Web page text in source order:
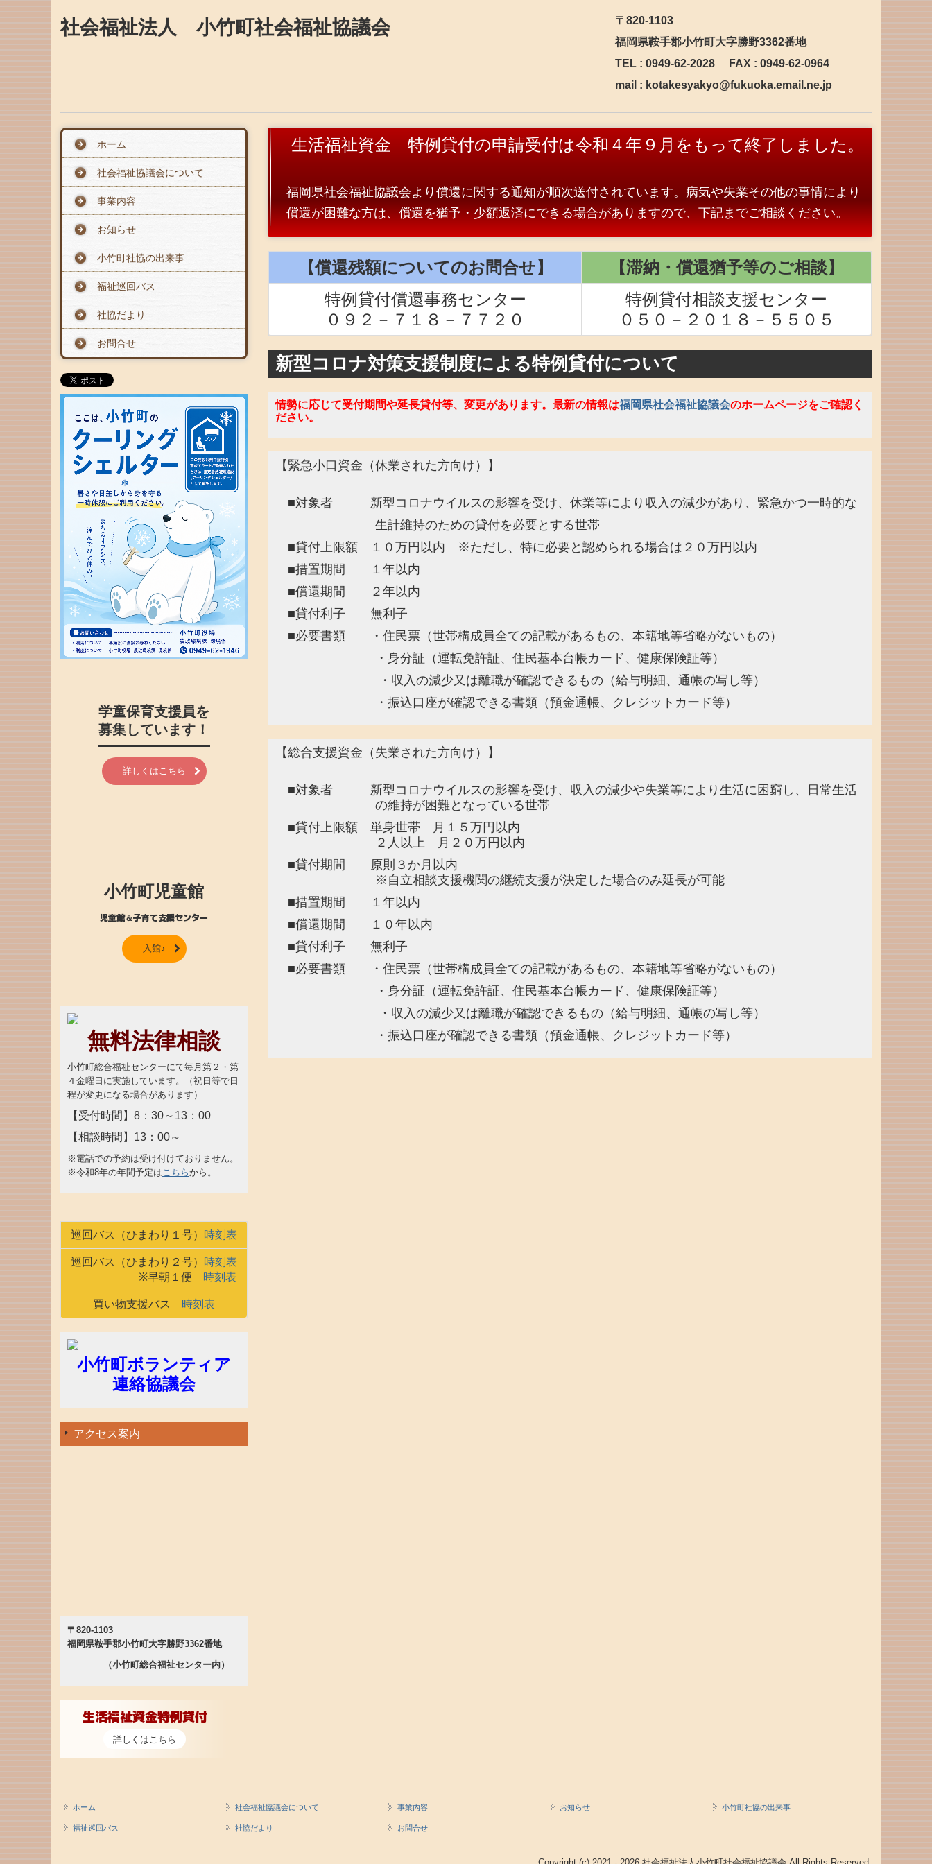
社会福祉法人 小竹町社会福祉協議会
〒820-1103
福岡県鞍手郡小竹町大字勝野3362番地
TEL : 0949-62-2028
FAX : 0949-62-0964
mail : kotakesyakyo@fukuoka.email.ne.jp
ホーム
社会福祉協議会について
事業内容
お知らせ
小竹町社協の出来事
福祉巡回バス
社協だより
お問合せ
学童保育支援員を
募集しています！
詳しくはこちら
小竹町児童館
児童館＆子育て支援センター
入館♪
無料法律相談
小竹町総合福祉センターにて毎月第２・第
４金曜日に実施しています。（祝日等で日
程が変更になる場合があります）
【受付時間】8：30～13：00
【相談時間】13：00～
※電話での予約は受け付けておりません。
※令和8年の年間予定はこちらから。
巡回バス（ひまわり１号） 時刻表
巡回バス（ひまわり２号） 時刻表
※早朝１便 時刻表
買い物支援バス 時刻表
小竹町ボランティア
連絡協議会
アクセス案内
〒820-1103
福岡県鞍手郡小竹町大字勝野3362番地
（小竹町総合福祉センター内）
生活福祉資金特例貸付
詳しくはこちら
生活福祉資金 特例貸付の申請受付は令和４年９月をもって終了しました。
福岡県社会福祉協議会より償還に関する通知が順次送付されています。 病気や失業その他の事情により
償還が困難な方は、償還を猶予・少額返済にできる場合がありますので、下記までご相談ください。
【償還残額についてのお問合せ】
【滞納・償還猶予等のご相談】
特例貸付償還事務センター
０９２－７１８－７７２０
特例貸付相談支援センター
０５０－２０１８－５５０５
新型コロナ対策支援制度による特例貸付について
情勢に応じて受付期間や延長貸付等、変更があります。 最新の情報は福岡県社会福祉協議会のホームページをご確認く
ださい。
【緊急小口資金（休業された方向け）】
■対象者 新型コロナウイルスの影響を受け、休業等により収入の減少があり、緊急かつ一時的な
生計維持のための貸付を必要とする世帯
■貸付上限額 １０万円以内 ※ただし、特に必要と認められる場合は２０万円以内
■措置期間 １年以内
■償還期間 ２年以内
■貸付利子 無利子
■必要書類 ・住民票（世帯構成員全ての記載があるもの、本籍地等省略がないもの）
・身分証（運転免許証、住民基本台帳カード、健康保険証等）
・収入の減少又は離職が確認できるもの（給与明細、通帳の写し等）
・振込口座が確認できる書類（預金通帳、クレジットカード等）
【総合支援資金（失業された方向け）】
■対象者 新型コロナウイルスの影響を受け、収入の減少や失業等により生活に困窮し、日常生活
の維持が困難となっている世帯
■貸付上限額 単身世帯 月１５万円以内
２人以上 月２０万円以内
■貸付期間 原則３か月以内
※自立相談支援機関の継続支援が決定した場合のみ延長が可能
■措置期間 １年以内
■償還期間 １０年以内
■貸付利子 無利子
■必要書類 ・住民票（世帯構成員全ての記載があるもの、本籍地等省略がないもの）
・身分証（運転免許証、住民基本台帳カード、健康保険証等）
・収入の減少又は離職が確認できるもの（給与明細、通帳の写し等）
・振込口座が確認できる書類（預金通帳、クレジットカード等）
ホーム 社会福祉協議会について 事業内容 お知らせ 小竹町社協の出来事
福祉巡回バス 社協だより お問合せ